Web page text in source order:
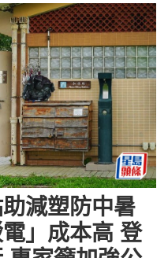
減塑防中暑
」成本高 登